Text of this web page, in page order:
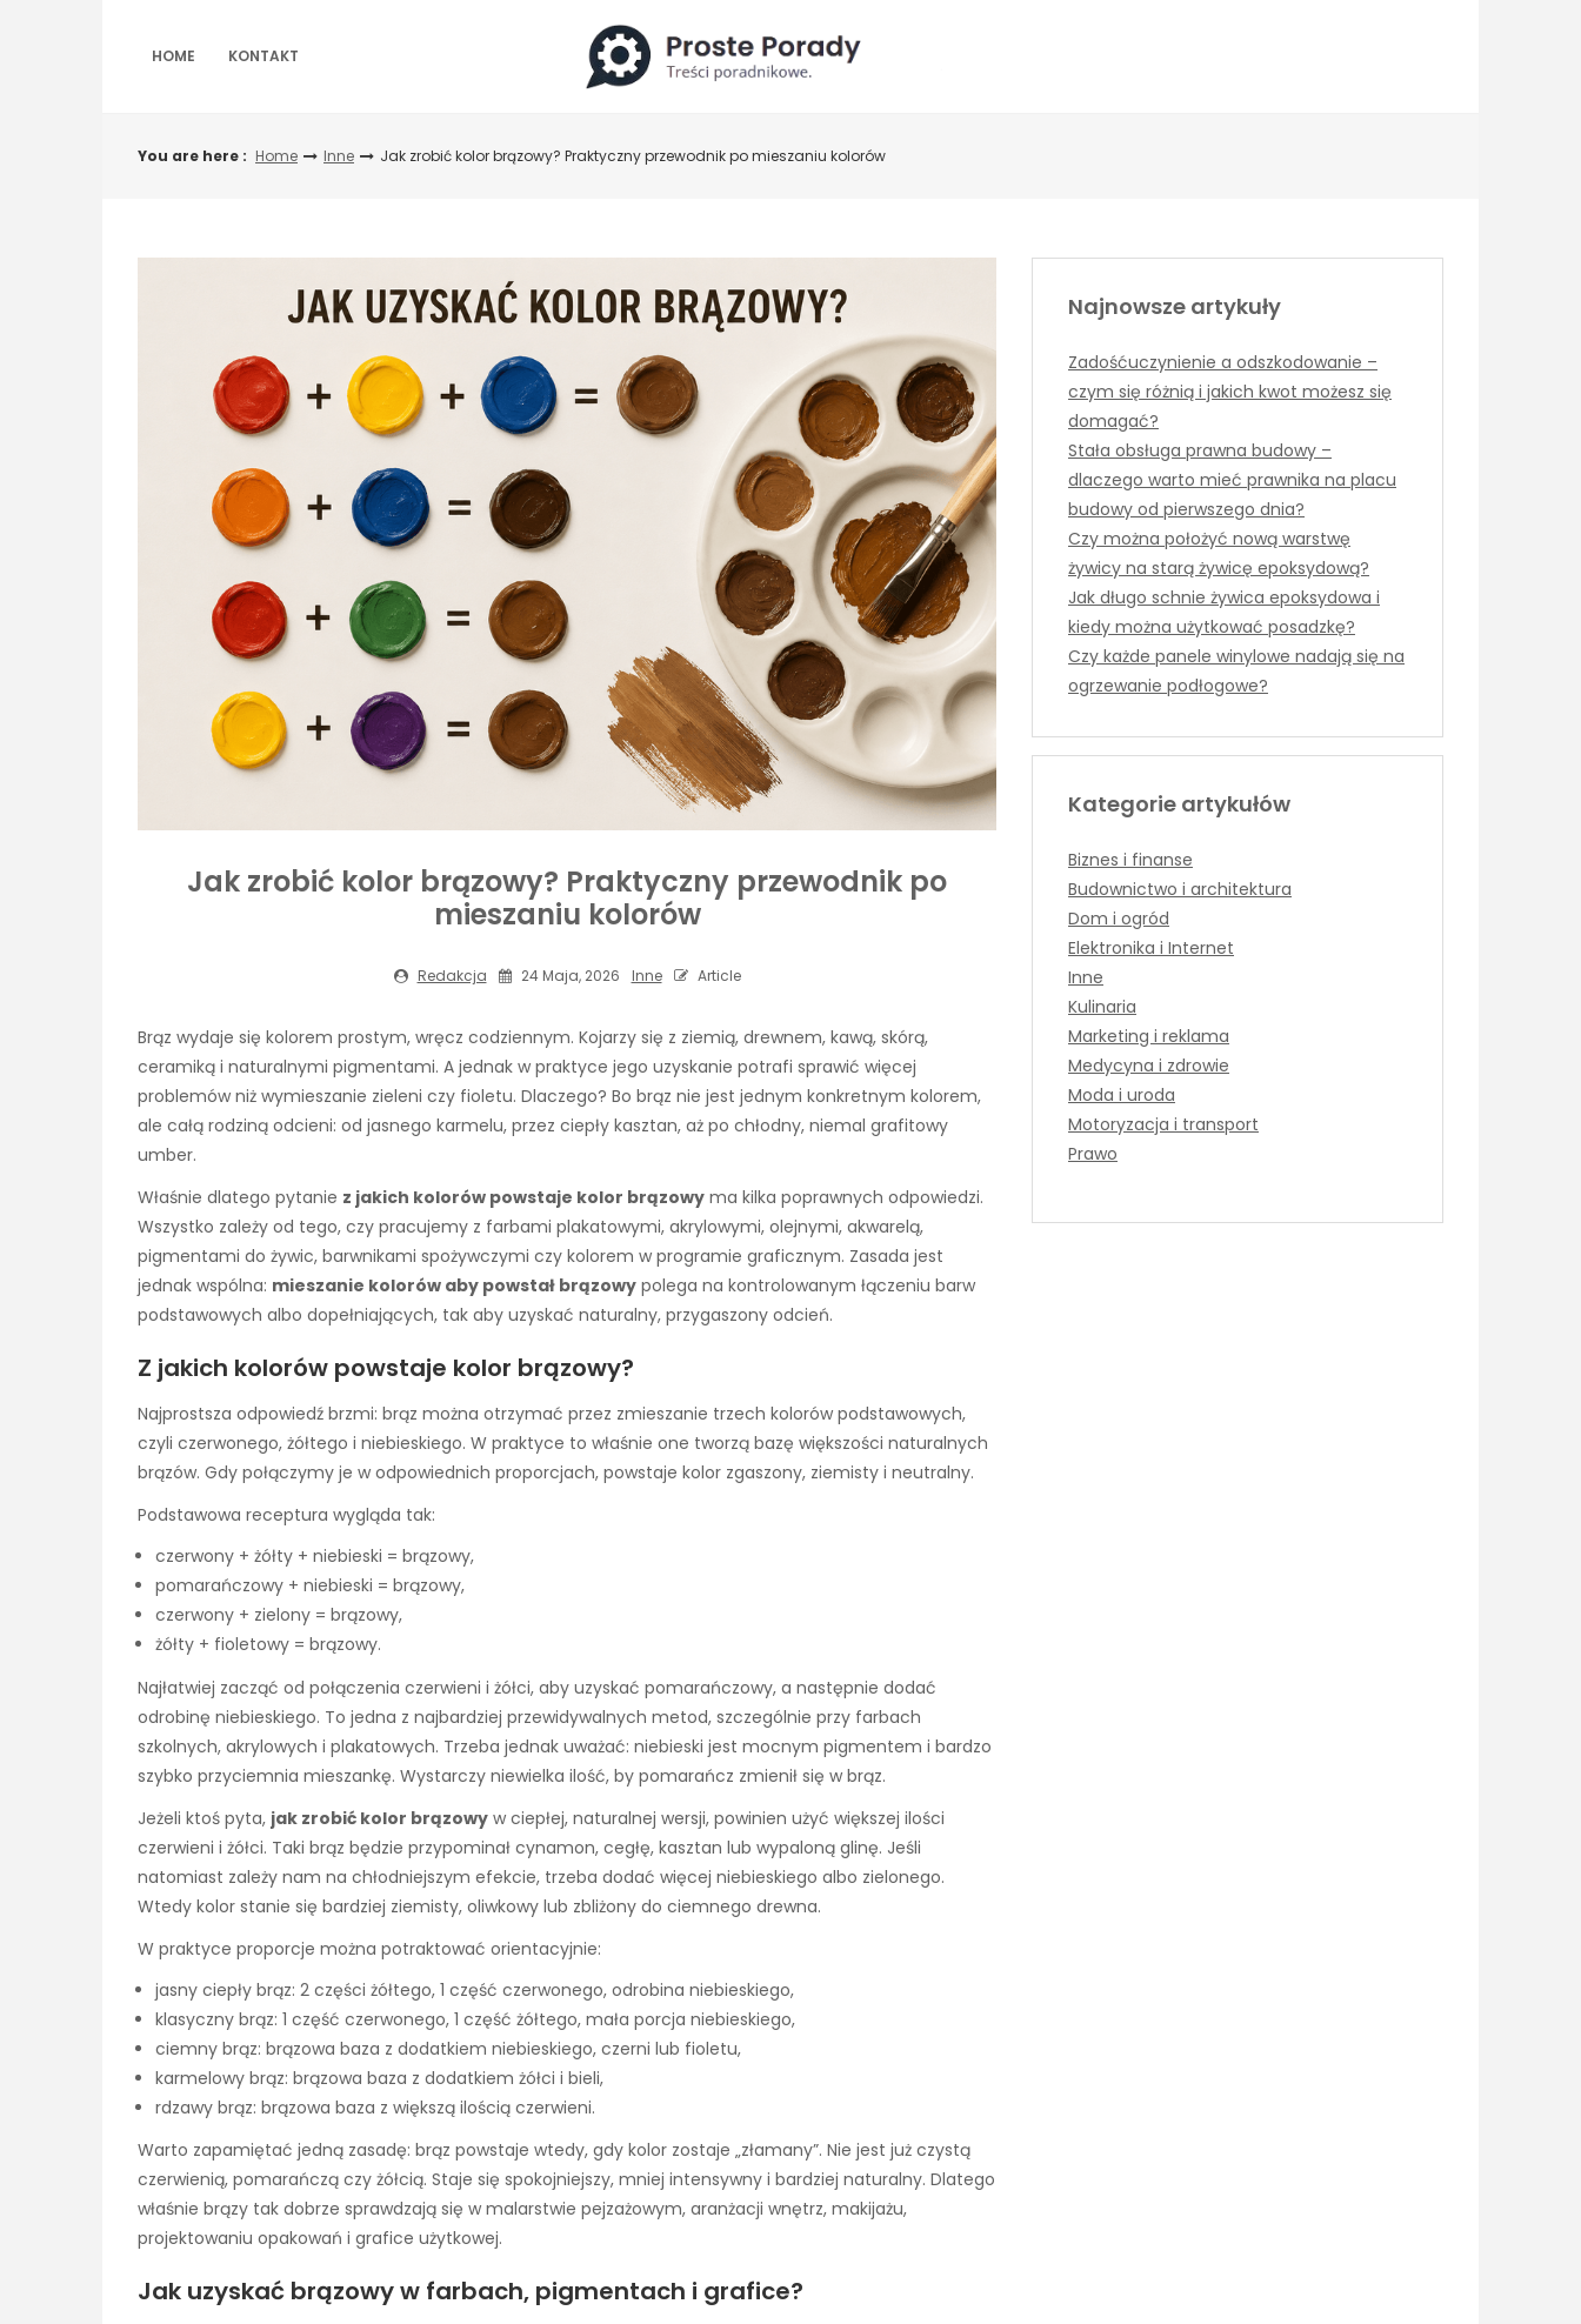
HOME KONTAKT
You are here : Home Inne Jak zrobić kolor brązowy? Praktyczny przewodnik po mieszaniu kolorów
Jak zrobić kolor brązowy? Praktyczny przewodnik po
mieszaniu kolorów
Redakcja 24 Maja, 2026 Inne Article
Brąz wydaje się kolorem prostym, wręcz codziennym. Kojarzy się z ziemią, drewnem, kawą, skórą,
ceramiką i naturalnymi pigmentami. A jednak w praktyce jego uzyskanie potrafi sprawić więcej
problemów niż wymieszanie zieleni czy fioletu. Dlaczego? Bo brąz nie jest jednym konkretnym kolorem,
ale całą rodziną odcieni: od jasnego karmelu, przez ciepły kasztan, aż po chłodny, niemal grafitowy
umber.
Właśnie dlatego pytanie z jakich kolorów powstaje kolor brązowy ma kilka poprawnych odpowiedzi.
Wszystko zależy od tego, czy pracujemy z farbami plakatowymi, akrylowymi, olejnymi, akwarelą,
pigmentami do żywic, barwnikami spożywczymi czy kolorem w programie graficznym. Zasada jest
jednak wspólna: mieszanie kolorów aby powstał brązowy polega na kontrolowanym łączeniu barw
podstawowych albo dopełniających, tak aby uzyskać naturalny, przygaszony odcień.
Z jakich kolorów powstaje kolor brązowy?
Najprostsza odpowiedź brzmi: brąz można otrzymać przez zmieszanie trzech kolorów podstawowych,
czyli czerwonego, żółtego i niebieskiego. W praktyce to właśnie one tworzą bazę większości naturalnych
brązów. Gdy połączymy je w odpowiednich proporcjach, powstaje kolor zgaszony, ziemisty i neutralny.
Podstawowa receptura wygląda tak:
czerwony + żółty + niebieski = brązowy,
pomarańczowy + niebieski = brązowy,
czerwony + zielony = brązowy,
żółty + fioletowy = brązowy.
Najłatwiej zacząć od połączenia czerwieni i żółci, aby uzyskać pomarańczowy, a następnie dodać
odrobinę niebieskiego. To jedna z najbardziej przewidywalnych metod, szczególnie przy farbach
szkolnych, akrylowych i plakatowych. Trzeba jednak uważać: niebieski jest mocnym pigmentem i bardzo
szybko przyciemnia mieszankę. Wystarczy niewielka ilość, by pomarańcz zmienił się w brąz.
Jeżeli ktoś pyta, jak zrobić kolor brązowy w ciepłej, naturalnej wersji, powinien użyć większej ilości
czerwieni i żółci. Taki brąz będzie przypominał cynamon, cegłę, kasztan lub wypaloną glinę. Jeśli
natomiast zależy nam na chłodniejszym efekcie, trzeba dodać więcej niebieskiego albo zielonego.
Wtedy kolor stanie się bardziej ziemisty, oliwkowy lub zbliżony do ciemnego drewna.
W praktyce proporcje można potraktować orientacyjnie:
jasny ciepły brąz: 2 części żółtego, 1 część czerwonego, odrobina niebieskiego,
klasyczny brąz: 1 część czerwonego, 1 część żółtego, mała porcja niebieskiego,
ciemny brąz: brązowa baza z dodatkiem niebieskiego, czerni lub fioletu,
karmelowy brąz: brązowa baza z dodatkiem żółci i bieli,
rdzawy brąz: brązowa baza z większą ilością czerwieni.
Warto zapamiętać jedną zasadę: brąz powstaje wtedy, gdy kolor zostaje „złamany”. Nie jest już czystą
czerwienią, pomarańczą czy żółcią. Staje się spokojniejszy, mniej intensywny i bardziej naturalny. Dlatego
właśnie brązy tak dobrze sprawdzają się w malarstwie pejzażowym, aranżacji wnętrz, makijażu,
projektowaniu opakowań i grafice użytkowej.
Jak uzyskać brązowy w farbach, pigmentach i grafice?
Najnowsze artykuły
Zadośćuczynienie a odszkodowanie –
czym się różnią i jakich kwot możesz się
domagać?
Stała obsługa prawna budowy –
dlaczego warto mieć prawnika na placu
budowy od pierwszego dnia?
Czy można położyć nową warstwę
żywicy na starą żywicę epoksydową?
Jak długo schnie żywica epoksydowa i
kiedy można użytkować posadzkę?
Czy każde panele winylowe nadają się na
ogrzewanie podłogowe?
Kategorie artykułów
Biznes i finanse
Budownictwo i architektura
Dom i ogród
Elektronika i Internet
Inne
Kulinaria
Marketing i reklama
Medycyna i zdrowie
Moda i uroda
Motoryzacja i transport
Prawo